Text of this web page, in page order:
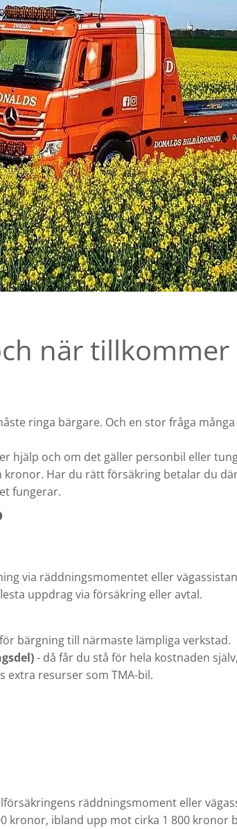
när tillkommer
ringa bärgare. Och en stor fråga
hjälp och om det gäller personbil eller
Har du rätt försäkring betalar du
fungerar.
via räddningsmomentet eller
uppdrag via försäkring eller avtal.
bärgning till närmaste lämpliga verkstad.
- då får du stå för hela kostnaden
extra resurser som TMA-bil.
räddningsmoment eller
kronor, ibland upp mot cirka 1 800 kronor